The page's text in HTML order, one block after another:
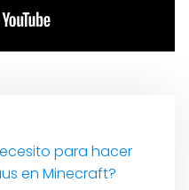
para hacer
en Minecraft?